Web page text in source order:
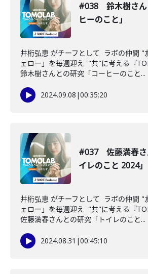
#038 鈴木樹さん
ヒーのこと」
井桁弘恵 がチーフとして ラボの仲間 "
ェロー」を毎週迎え "共"に考える『
鈴木樹さんとの研究「コーヒーのこと...
2024.09.08 |00:35:20
#037 佐藤満春さ
イレのこと 2024」
井桁弘恵 がチーフとして ラボの仲間 "
ェロー」を毎週迎え "共"に考える『
佐藤満春さんとの研究「トイレのこと...
2024.08.31 |00:45:10